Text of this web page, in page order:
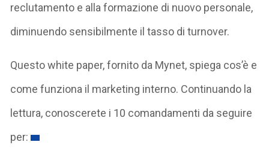
reclutamento e alla formazione di nuovo personale,
diminuendo sensibilmente il tasso di turnover.
Questo white paper, fornito da Mynet, spiega cos’è e
come funziona il marketing interno. Continuando la
lettura, conoscerete i 10 comandamenti da seguire
per: